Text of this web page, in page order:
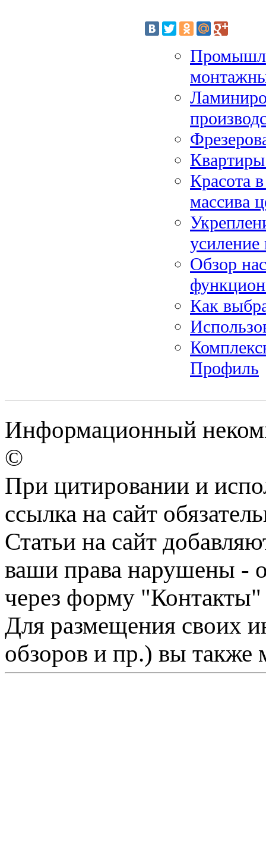
Квартиры
Красота
массива
усиление
Обзор
Как
Профиль
Информационный
©
При цитировании и
ссылка на сайт
Статьи на сайт
ваши права нарушены -
через форму "Контакты"
Для размещения своих
обзоров и пр.) вы также